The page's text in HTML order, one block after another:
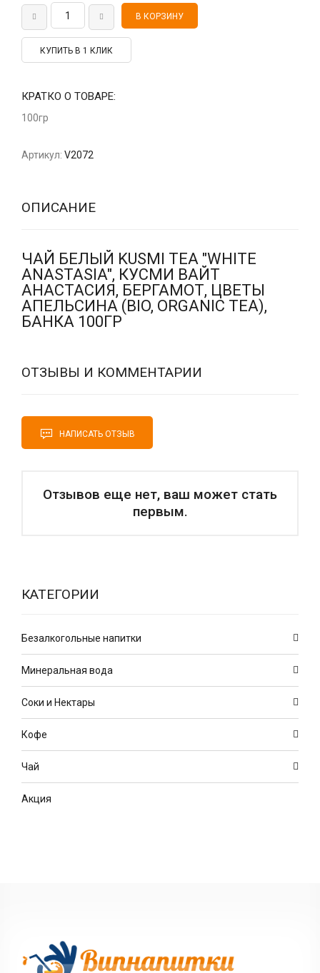
КУПИТЬ В 1 КЛИК
КРАТКО О ТОВАРЕ:
100гр
Артикул: V2072
ОПИСАНИЕ
ЧАЙ БЕЛЫЙ KUSMI TEA "WHITE
ANASTASIA", КУСМИ ВАЙТ
АНАСТАСИЯ, БЕРГАМОТ, ЦВЕТЫ
АПЕЛЬСИНА (BIO, ORGANIC TEA),
БАНКА 100ГР
ОТЗЫВЫ И КОММЕНТАРИИ
НАПИСАТЬ ОТЗЫВ
Отзывов еще нет, ваш может стать
первым.
КАТЕГОРИИ
Безалкогольные напитки
Минеральная вода
Соки и Нектары
Кофе
Чай
Акция